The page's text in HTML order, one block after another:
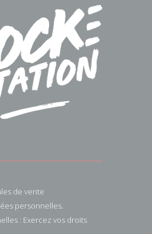
de vente
personnelles.
: Exercez vos droits